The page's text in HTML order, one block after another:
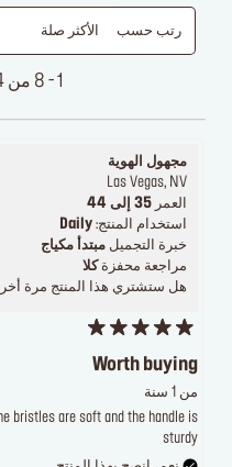
1 - 8 من 14 المراجعات
رتب حسب الأكثر صلة
مجهول الهوية
Las Vegas, NV
العمر 35 إلى 44
استخدام المنتج: Daily
خبرة التجميل مبتدأ مكياج
مراجعة محفزة كلا
هل ستشتري هذا المنتج مرة
Worth buying
من 1 سنة
bristles are soft and the handle is
sturdy